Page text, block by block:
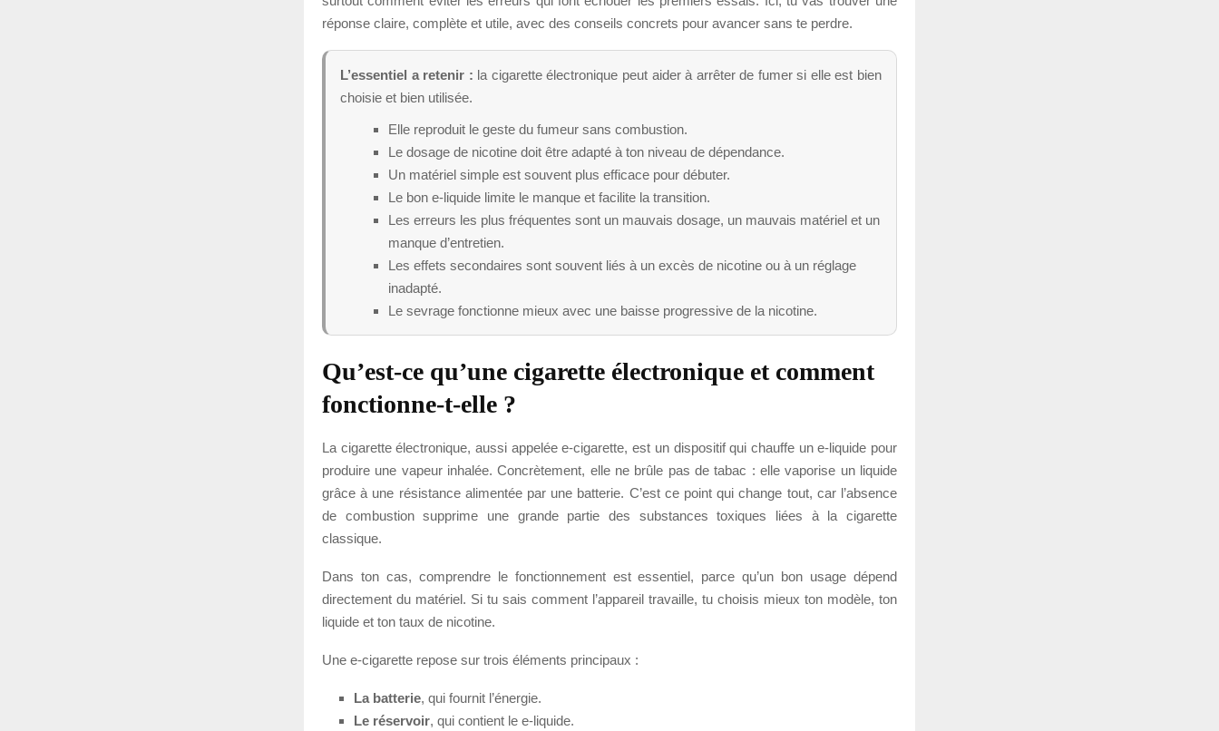
réponse claire, complète et utile, avec des conseils concrets pour avancer sans te perdre.
L’essentiel a retenir : la cigarette électronique peut aider à arrêter de fumer si elle est bien
choisie et bien utilisée.
Elle reproduit le geste du fumeur sans combustion.
Le dosage de nicotine doit être adapté à ton niveau de dépendance.
Un matériel simple est souvent plus efficace pour débuter.
Le bon e-liquide limite le manque et facilite la transition.
Les erreurs les plus fréquentes sont un mauvais dosage, un mauvais matériel et un
manque d’entretien.
Les effets secondaires sont souvent liés à un excès de nicotine ou à un réglage
inadapté.
Le sevrage fonctionne mieux avec une baisse progressive de la nicotine.
Qu’est-ce qu’une cigarette électronique et comment
fonctionne-t-elle ?
La cigarette électronique, aussi appelée e-cigarette, est un dispositif qui chauffe un e-liquide pour
produire une vapeur inhalée. Concrètement, elle ne brûle pas de tabac : elle vaporise un liquide
grâce à une résistance alimentée par une batterie. C’est ce point qui change tout, car l’absence
de combustion supprime une grande partie des substances toxiques liées à la cigarette
classique.
Dans ton cas, comprendre le fonctionnement est essentiel, parce qu’un bon usage dépend
directement du matériel. Si tu sais comment l’appareil travaille, tu choisis mieux ton modèle, ton
liquide et ton taux de nicotine.
Une e-cigarette repose sur trois éléments principaux :
La batterie, qui fournit l’énergie.
Le réservoir, qui contient le e-liquide.